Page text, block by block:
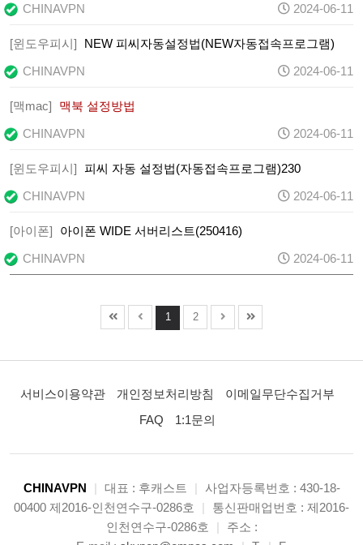
CHINAVPN
2024-06-11
[윈도우피시]
NEW 피씨자동설정법(NEW자동접속프로그램)
CHINAVPN
2024-06-11
[맥mac]
맥북 설정방법
CHINAVPN
2024-06-11
[윈도우피시]
피씨 자동 설정법(자동접속프로그램)230
CHINAVPN
2024-06-11
[아이폰]
아이폰 WIDE 서버리스트(250416)
CHINAVPN
2024-06-11
1 2
서비스이용약관 개인정보처리방침
이메일무단수집거부
FAQ
1:1문의
CHINAVPN | 대표 : 후캐스트 |
사업자등록번호 : 430-18-
00400 제2016-인천연수구-0286호
|
통신판매업번호 : 제2016-
인천연수구-0286호
|
주소 :